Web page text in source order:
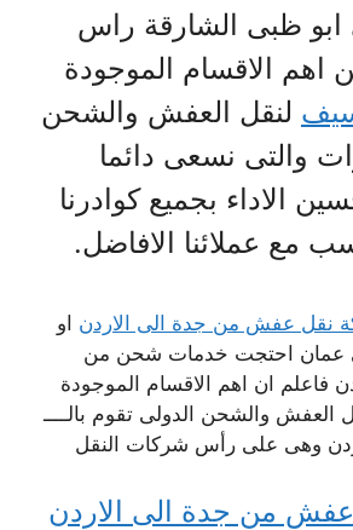
ابو ظبى الشارقة راس
اهم الاقسام الموجودة
لنقل العفش والشحن
والتى نسعى دائما
الاداء بجميع كوادرنا
مع عملائنا الافاضل.
نقل عفش من جدة الى الاردن او
عمان احتجت خدمات شحن من
فاعلم ان اهم الاقسام الموجودة
والشحن الدولى تقوم بالــــ
وهى على رأس شركات النقل
من جدة الى الاردن